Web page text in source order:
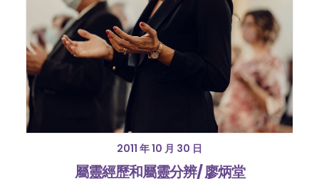
2011 年 10 月 30 日
屬靈經歷和屬靈分辨/ 廖炳堂